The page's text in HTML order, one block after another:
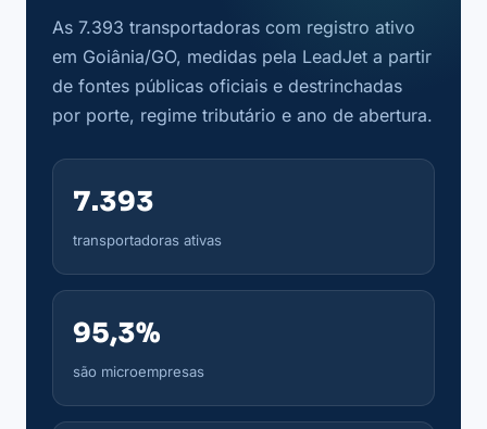
As 7.393 transportadoras com registro ativo
em Goiânia/GO, medidas pela LeadJet a partir
de fontes públicas oficiais e destrinchadas
por porte, regime tributário e ano de abertura.
7.393
transportadoras ativas
95,3%
são microempresas